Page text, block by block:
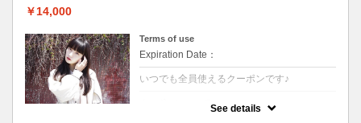
￥14,000
Terms of use
Expiration Date：
いつでも全員使えるクーポンです♪
See details